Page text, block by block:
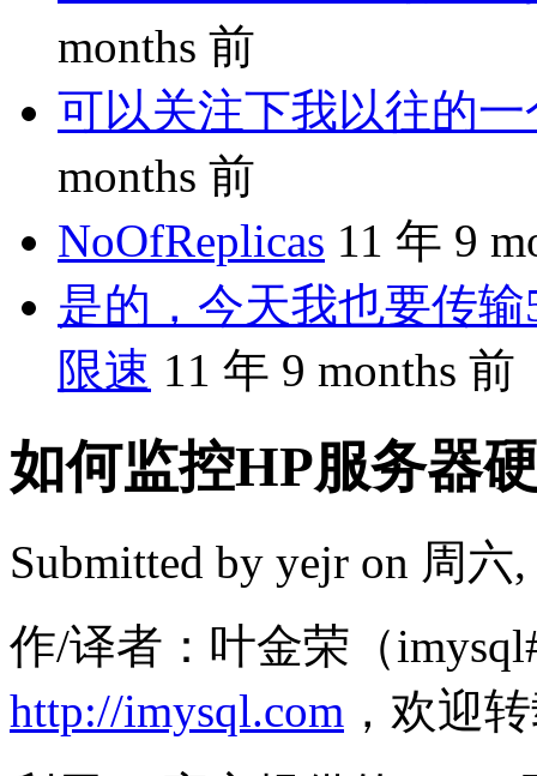
months 前
可以关注下我以往的
months 前
NoOfReplicas 11 年 9
是的，今天我也要传
限速 11 年 9 months 前
如何监控HP服务器
Submitted by yejr on 周六,
作/译者：叶金荣（
http://imysql.com ，欢迎